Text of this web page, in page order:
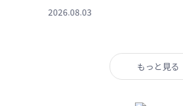
2026.08.03
もっと見る